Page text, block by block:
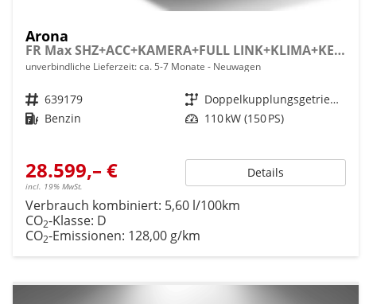
Arona
FR Max SHZ+ACC+KAMERA+FULL LINK+KLIMA+KESSY+LED+16" ALU
unverbindliche Lieferzeit: ca. 5-7 Monate Neuwagen
Fahrzeugnr. 639179 Getriebe
Doppelkupplungsgetriebe (DSG)
Kraftstoff Benzin Leistung 110 kW (150 PS)
28.599,– €
incl. 19% MwSt.
Details
Verbrauch kombiniert: 5,60 l/100km
CO2-Klasse: D
CO2-Emissionen: 128,00 g/km